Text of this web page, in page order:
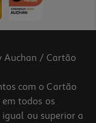
Auchan / Cartão
com o Cartão
todos os
ou superior a